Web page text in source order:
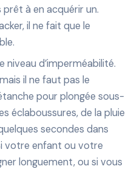
à en acquérir un.
il ne fait que le
niveau d’imperméabilité.
il ne faut pas le
pour plongée sous-
éclaboussures, de la pluie
secondes dans
votre enfant ou votre
longuement, ou si vous